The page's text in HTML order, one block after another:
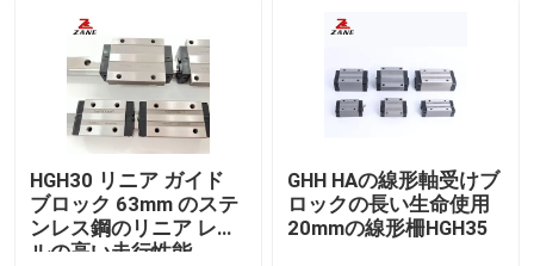
KKモジュール
単一の軸線のアクチュエーター
YYCのラック・ピニオン
球ねじ端サポート
HGH30 リニア ガイド
ブロック 63mm のステ
ンレス鋼のリニア レー
ルの高い走行性能
GHH HAの線形軸受けブ
ロックの長い生命使用
20mmの線形柵HGH35